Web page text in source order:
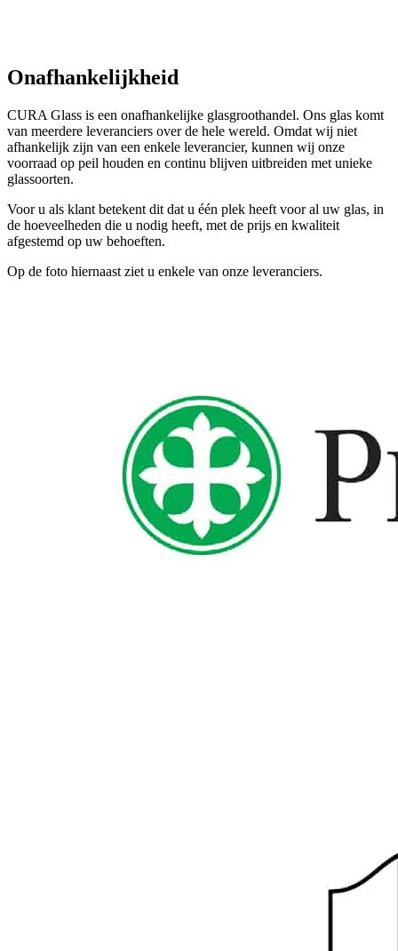
Onafhankelijkheid
CURA Glass is een onafhankelijke glasgroothandel. Ons glas komt
van meerdere leveranciers over de hele wereld. Omdat wij niet
afhankelijk zijn van een enkele leverancier, kunnen wij onze
voorraad op peil houden en continu blijven uitbreiden met unieke
glassoorten.
Voor u als klant betekent dit dat u één plek heeft voor al uw glas, in
de hoeveelheden die u nodig heeft, met de prijs en kwaliteit
afgestemd op uw behoeften.
Op de foto hiernaast ziet u enkele van onze leveranciers.